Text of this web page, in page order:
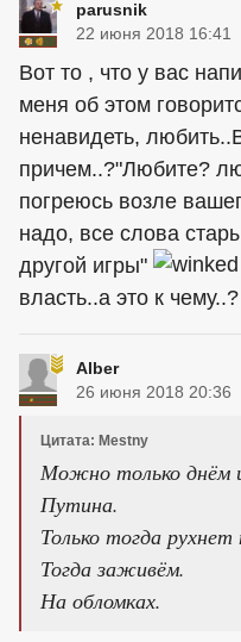
parusnik
22 июня 2018 16:41
Вот то , что у вас
меня об этом
ненавидеть,
причем..?"Любите?
погреюсь возле
надо, все слова
другой игры"
власть..а это к
Alber
26 июня 2018 20:36
Цитата: Mestny
Можно только днём
Путина.
Только тогда
Тогда заживём.
На обломках.